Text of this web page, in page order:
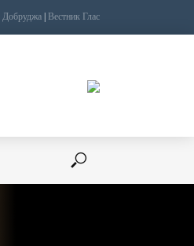
Добруджа Вестник Глас